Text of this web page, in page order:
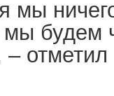
мы
будем
–